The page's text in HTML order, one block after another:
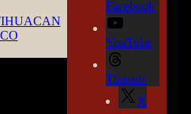
Facebook
YouTube
Threads
X